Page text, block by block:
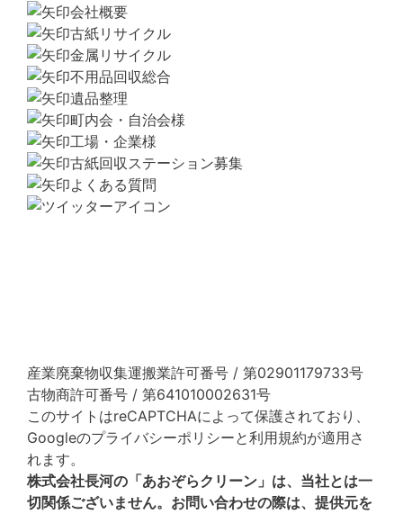
会社概要
古紙リサイクル
金属リサイクル
不用品回収総合
遺品整理
町内会・自治会様
工場・企業様
古紙回収ステーション募集
よくある質問
産業廃棄物収集運搬業許可番号 / 第02901179733号
古物商許可番号 / 第641010002631号
このサイトはreCAPTCHAによって保護されており、
Googleのプライバシーポリシーと利用規約が適用さ
れます。
株式会社長河の「あおぞらクリーン」は、当社とは一
切関係ございません。お問い合わせの際は、提供元を